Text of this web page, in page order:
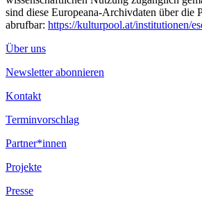
sind diese Europeana-Archivdaten über die
abrufbar: https://kulturpool.at/institutionen/
Über uns
Newsletter abonnieren
Kontakt
Terminvorschlag
Partner*innen
Projekte
Presse